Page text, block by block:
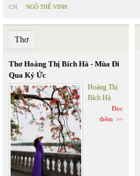
CH
NGÔ THẾ VINH
Thơ
Thơ Hoàng Thị Bích Hà - Mùa Đi
Qua Ký Ức
Hoàng Thị
Bích Hà
Đọc
thêm